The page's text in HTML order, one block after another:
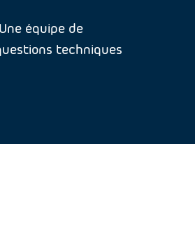
équipe de
techniques